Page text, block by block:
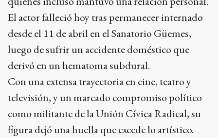
El actor falleció hoy tras permanecer internado
desde el 11 de abril en el Sanatorio Güemes,
luego de sufrir un accidente doméstico que
derivó en un hematoma subdural.
Con una extensa trayectoria en cine, teatro y
televisión, y un marcado compromiso político
como militante de la Unión Cívica Radical, su
figura dejó una huella que excede lo artístico.